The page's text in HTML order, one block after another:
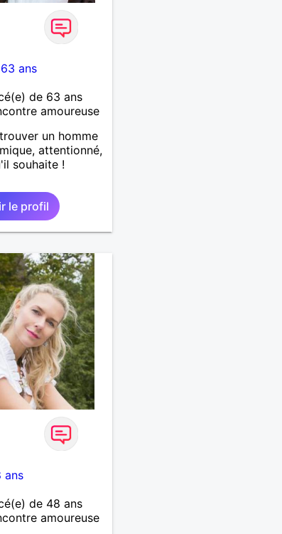
63 ans
de 63 ans
amoureuse
un homme
attentionné,
souhaite !
le profil
ans
de 48 ans
amoureuse